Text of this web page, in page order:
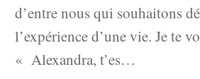
d’entre nous qui souhaitons
l’expérience d’une vie. Je te
« Alexandra, t’es…